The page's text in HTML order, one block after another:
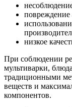
повреждение
низкое
При соблюдении
мультиварки,
традиционными
веществ и
компонентов.